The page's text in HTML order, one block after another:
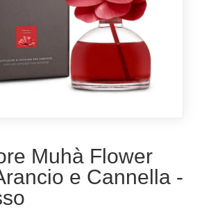
Muhà Flower
e Cannella -